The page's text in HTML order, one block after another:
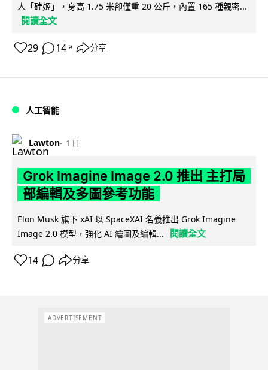
人「硅姬」，身高 1.75 米卻僅重 20 公斤，內置 165 種親密...
閱讀全文
29 14 ↗ 分享
人工智能
Lawton 1 日
Grok Imagine Image 2.0 推出 主打局
部編輯及多圖參考功能
Elon Musk 旗下 xAI 以 SpaceXAI 名義推出 Grok Imagine
Image 2.0 模型，強化 AI 繪圖及編輯...
閱讀全文
14 分享
ADVERTISEMENT